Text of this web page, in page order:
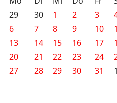
29
30 1 2 3
6
7 8 9 10
13
14 15 16 17
20
21 22 23 24
27
28 29 30 31 1